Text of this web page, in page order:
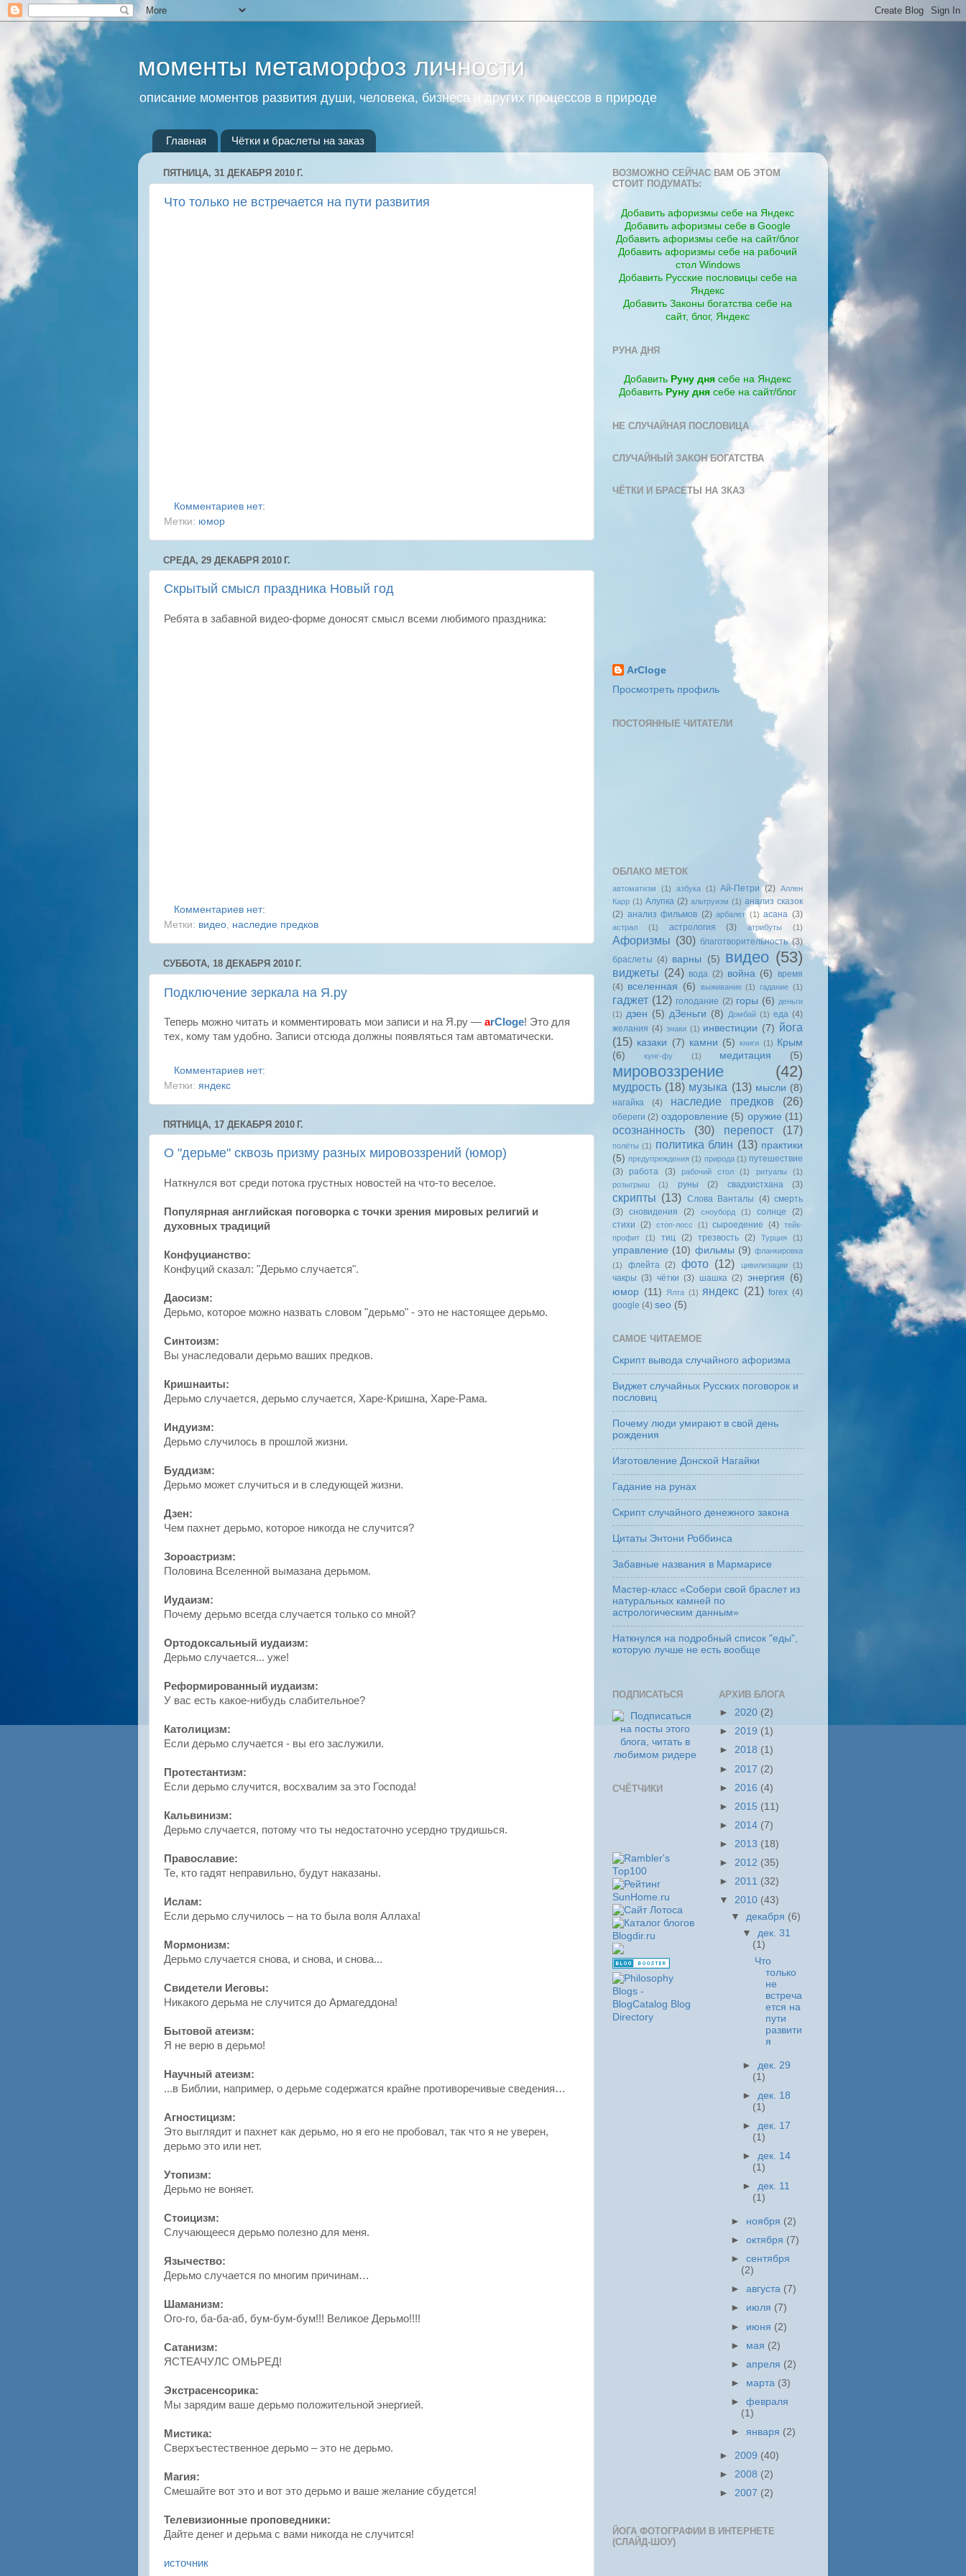
моменты метаморфоз личности
описание моментов развития души, человека, бизнеса и других процессов в природе
Главная Чётки и браслеты на заказ
ПЯТНИЦА, 31 ДЕКАБРЯ 2010 Г.
Что только не встречается на пути развития
Комментариев нет:
Метки: юмор
СРЕДА, 29 ДЕКАБРЯ 2010 Г.
Скрытый смысл праздника Новый год
Ребята в забавной видео-форме доносят смысл всеми любимого праздника:
Комментариев нет:
Метки: видео, наследие предков
СУББОТА, 18 ДЕКАБРЯ 2010 Г.
Подключение зеркала на Я.ру
Теперь можно читать и комментировать мои записи и на Я.ру — arCloge! Это для
тех, кому там удобно. Записи отсюда должны появляться там автоматически.
Комментариев нет:
Метки: яндекс
ПЯТНИЦА, 17 ДЕКАБРЯ 2010 Г.
О "дерьме" сквозь призму разных мировоззрений (юмор)
Наткнулся вот среди потока грустных новостей на что-то веселое.
Популярная английская поговорка с точки зрения мировых религий и
духовных традиций
Конфуцианство:
Конфуций сказал: "Дерьмо случается".
Даосизм:
Дерьмо, которое можно назвать словом "дерьмо" - это не настоящее дерьмо.
Синтоизм:
Вы унаследовали дерьмо ваших предков.
Кришнаиты:
Дерьмо случается, дерьмо случается, Харе-Кришна, Харе-Рама.
Индуизм:
Дерьмо случилось в прошлой жизни.
Буддизм:
Дерьмо может случиться и в следующей жизни.
Дзен:
Чем пахнет дерьмо, которое никогда не случится?
Зороастризм:
Половина Вселенной вымазана дерьмом.
Иудаизм:
Почему дерьмо всегда случается только со мной?
Ортодоксальный иудаизм:
Дерьмо случается... уже!
Реформированный иудаизм:
У вас есть какое-нибудь слабительное?
Католицизм:
Если дерьмо случается - вы его заслужили.
Протестантизм:
Если дерьмо случится, восхвалим за это Господа!
Кальвинизм:
Дерьмо случается, потому что ты недостаточно усердно трудишься.
Православие:
Те, кто гадят неправильно, будут наказаны.
Ислам:
Если дерьмо случилось – на то была воля Аллаха!
Мормонизм:
Дерьмо случается снова, и снова, и снова...
Свидетели Иеговы:
Никакого дерьма не случится до Армагеддона!
Бытовой атеизм:
Я не верю в дерьмо!
Научный атеизм:
...в Библии, например, о дерьме содержатся крайне противоречивые сведения…
Агностицизм:
Это выглядит и пахнет как дерьмо, но я его не пробовал, так что я не уверен,
дерьмо это или нет.
Утопизм:
Дерьмо не воняет.
Стоицизм:
Случающееся дерьмо полезно для меня.
Язычество:
Дерьмо случается по многим причинам…
Шаманизм:
Ого-го, ба-ба-аб, бум-бум-бум!!! Великое Дерьмо!!!!
Сатанизм:
ЯСТЕАЧУЛС ОМЬРЕД!
Экстрасенсорика:
Мы зарядим ваше дерьмо положительной энергией.
Мистика:
Сверхъестественное дерьмо – это не дерьмо.
Магия:
Смешайте вот это и вот это дерьмо и ваше желание сбудется!
Телевизионные проповедники:
Дайте денег и дерьма с вами никогда не случится!
источник
ВОЗМОЖНО СЕЙЧАС ВАМ ОБ ЭТОМ
СТОИТ ПОДУМАТЬ:
Добавить афоризмы себе на Яндекс
Добавить афоризмы себе в Google
Добавить афоризмы себе на сайт/блог
Добавить афоризмы себе на рабочий
стол Windows
Добавить Русские пословицы себе на
Яндекс
Добавить Законы богатства себе на
сайт, блог, Яндекс
РУНА ДНЯ
Добавить Руну дня себе на Яндекс
Добавить Руну дня себе на сайт/блог
НЕ СЛУЧАЙНАЯ ПОСЛОВИЦА
СЛУЧАЙНЫЙ ЗАКОН БОГАТСТВА
ЧЁТКИ И БРАСЕТЫ НА ЗКАЗ
ArCloge
Просмотреть профиль
ПОСТОЯННЫЕ ЧИТАТЕЛИ
ОБЛАКО МЕТОК
автоматизм (1) азбука (1) Ай-Петри (2) Аллен
Карр (1) Алупка (2) альтруизм (1) анализ сказок
(2) анализ фильмов (2) арбалет (1) асана (3)
астрал (1) астрология (3) атрибуты (1)
Афоризмы (30) благотворительность (3)
браслеты (4) варны (5) видео (53)
виджеты (24) вода (2) война (6)
время
(4) вселенная (6) выживание (1) гадание (1)
гаджет (12) голодание (2) горы (6) деньги
(1) дзен (5) дЗеньги (8) Домбай (1) еда (4)
желания (4) знаки (1) инвестиции (7) йога
(15) казаки (7) камни (5) книги (1) Крым
(6)
кунг-фу (1) медитация (5)
мировоззрение (42)
мудрость (18) музыка (13) мысли (8)
нагайка (4) наследие предков (26)
обереги (2) оздоровление (5) оружие (11)
осознанность (30) перепост (17)
полёты (1) политика блин (13) практики
(5) предупреждения (1) природа (1) путешествие
(3) работа (3) рабочий стол (1) ритуалы
(1)
розыгрыш
(1) руны (2) свадхистхана (3)
скрипты (13) Слова Ванталы (4) смерть
(3) сновидения (2) сноуборд (1) солнце
(2)
стихи (2) стоп-лосс (1) сыроедение (4) тейк-
профит
(1) тиц (2) трезвость (2) Турция (1)
управление (10) фильмы (9) фланкировка
(1)
флейта (2) фото (12) цивилизации (1)
чакры (3) чётки (3) шашка (2) энергия (6)
юмор (11) Ялта (1) яндекс (21) forex (4)
google (4) seo (5)
САМОЕ ЧИТАЕМОЕ
Скрипт вывода случайного афоризма
Виджет случайных Русских поговорок и
пословиц
Почему люди умирают в свой день
рождения
Изготовление Донской Нагайки
Гадание на рунах
Скрипт случайного денежного закона
Цитаты Энтони Роббинса
Забавные названия в Мармарисе
Мастер-класс «Собери свой браслет из
натуральных камней по
астрологическим данным»
Наткнулся на подробный список "еды",
которую лучше не есть вообще
ПОДПИСАТЬСЯ
СЧЁТЧИКИ
АРХИВ БЛОГА
► 2020 (2)
► 2019 (1)
► 2018 (1)
► 2017 (2)
► 2016 (4)
► 2015 (11)
► 2014 (7)
► 2013 (18)
► 2012 (35)
► 2011 (32)
▼ 2010 (43)
▼декабря (6)
▼ дек. 31
(1)
Что
только
не
встреча
ется на
пути
развити
я
► дек. 29
(1)
► дек. 18
(1)
► дек. 17
(1)
► дек. 14
(1)
►дек. 11
(1)
► ноября (2)
►октября (7)
►сентября
(2)
►августа (7)
► июля (7)
► июня (2)
► мая (2)
►апреля (2)
► марта (3)
►февраля
(1)
►января (2)
► 2009 (40)
► 2008 (2)
► 2007 (2)
ЙОГА ФОТОГРАФИИ В ИНТЕРНЕТЕ
(СЛАЙД-ШОУ)